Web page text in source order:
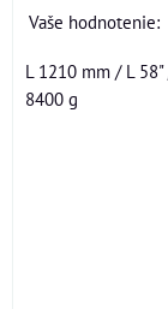
Vaše hodnotenie:
L 1210 mm / L
8400 g